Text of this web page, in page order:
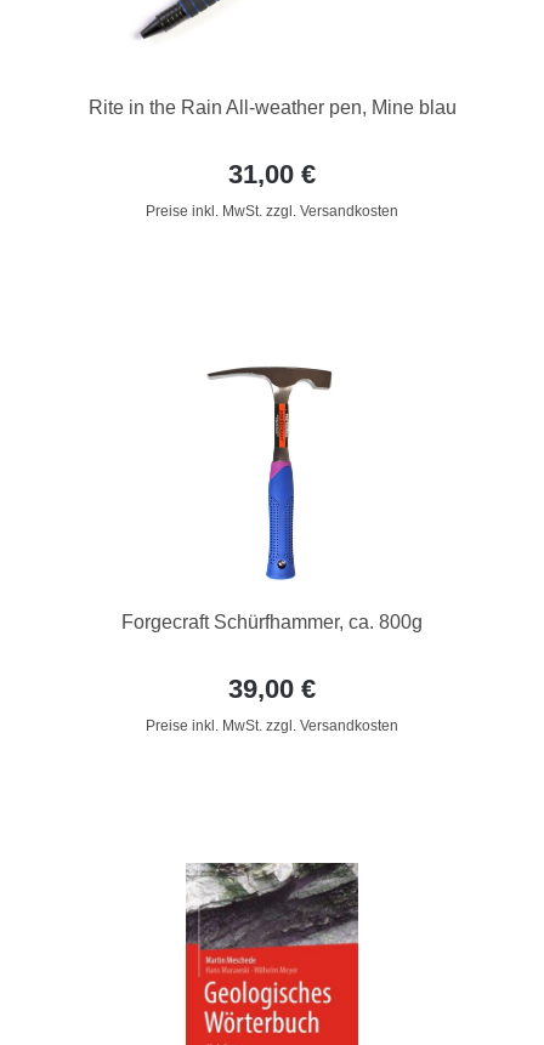
Rite in the Rain All-weather pen, Mine blau
31,00 €
Preise inkl. MwSt. zzgl. Versandkosten
Forgecraft Schürfhammer, ca. 800g
39,00 €
Preise inkl. MwSt. zzgl. Versandkosten